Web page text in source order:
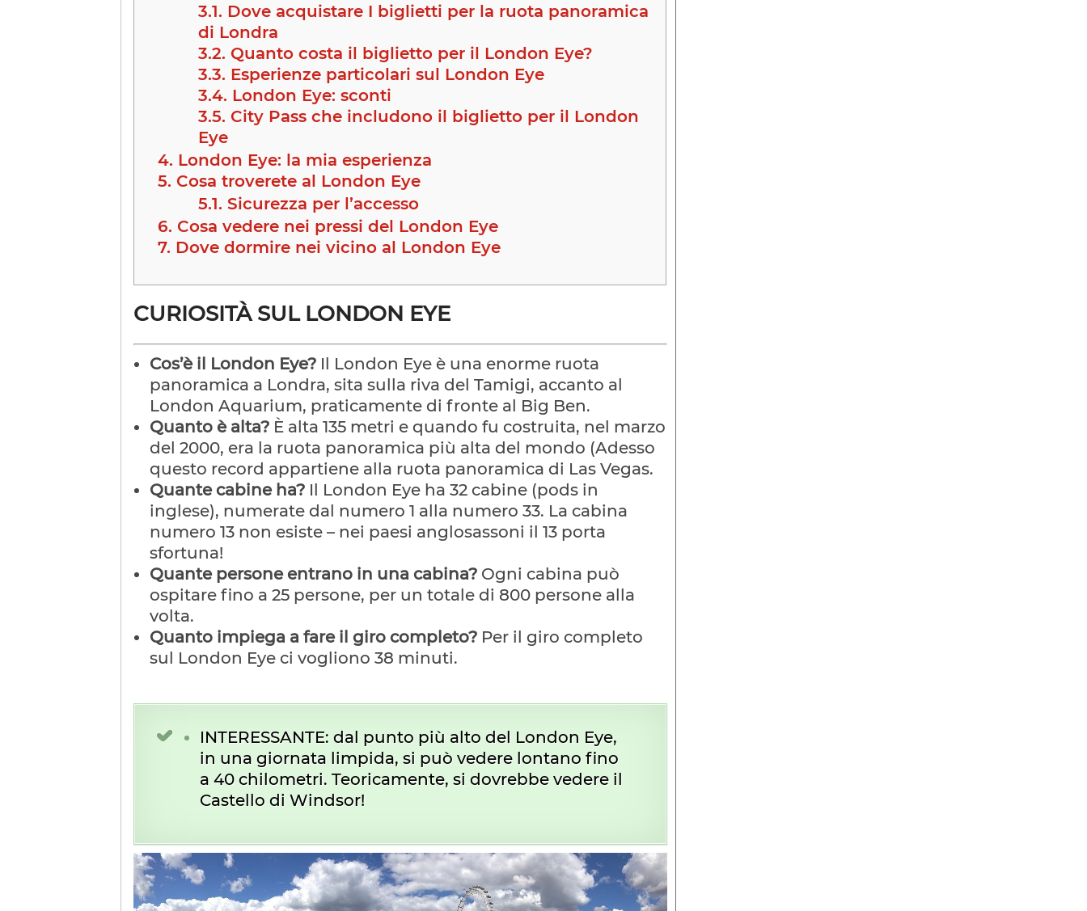
3.1. Dove acquistare I biglietti per la ruota panoramica
di Londra
3.2. Quanto costa il biglietto per il London Eye?
3.3. Esperienze particolari sul London Eye
3.4. London Eye: sconti
3.5. City Pass che includono il biglietto per il London
Eye
4. London Eye: la mia esperienza
5. Cosa troverete al London Eye
5.1. Sicurezza per l’accesso
6. Cosa vedere nei pressi del London Eye
7. Dove dormire nei vicino al London Eye
CURIOSITÀ SUL LONDON EYE
Cos’è il London Eye? Il London Eye è una enorme ruota
panoramica a Londra, sita sulla riva del Tamigi, accanto al
London Aquarium, praticamente di fronte al Big Ben.
Quanto è alta? È alta 135 metri e quando fu costruita, nel marzo
del 2000, era la ruota panoramica più alta del mondo (Adesso
questo record appartiene alla ruota panoramica di Las Vegas.
Quante cabine ha? Il London Eye ha 32 cabine (pods in
inglese), numerate dal numero 1 alla numero 33. La cabina
numero 13 non esiste – nei paesi anglosassoni il 13 porta
sfortuna!
Quante persone entrano in una cabina? Ogni cabina può
ospitare fino a 25 persone, per un totale di 800 persone alla
volta.
Quanto impiega a fare il giro completo? Per il giro completo
sul London Eye ci vogliono 38 minuti.
INTERESSANTE: dal punto più alto del London Eye,
in una giornata limpida, si può vedere lontano fino
a 40 chilometri. Teoricamente, si dovrebbe vedere il
Castello di Windsor!